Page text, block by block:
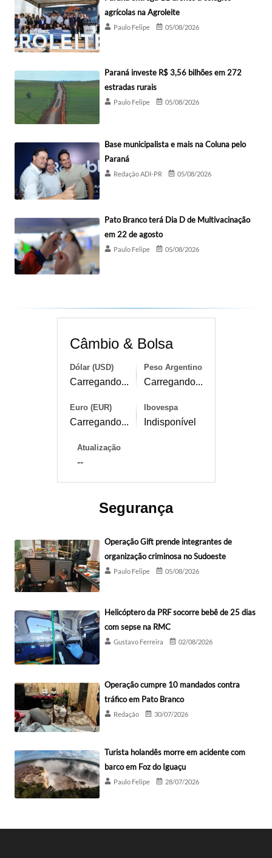
agrícolas na Agroleite
Paulo Felipe 05/08/2026
Paraná investe R$ 3,56 bilhões em 272
estradas rurais
Paulo Felipe 05/08/2026
Base municipalista e mais na Coluna pelo
Paraná
Redação ADI-PR 05/08/2026
Pato Branco terá Dia D de Multivacinação
em 22 de agosto
Paulo Felipe 05/08/2026
Câmbio & Bolsa
Dólar (USD)
Carregando...
Peso Argentino
Carregando...
Euro (EUR)
Carregando...
Ibovespa
Indisponível
Atualização
--
Segurança
Operação Gift prende integrantes de
organização criminosa no Sudoeste
Paulo Felipe 05/08/2026
Helicóptero da PRF socorre bebê de 25 dias
com sepse na RMC
Gustavo Ferreira 02/08/2026
Operação cumpre 10 mandados contra
tráfico em Pato Branco
Redação 30/07/2026
Turista holandês morre em acidente com
barco em Foz do Iguaçu
Paulo Felipe 28/07/2026